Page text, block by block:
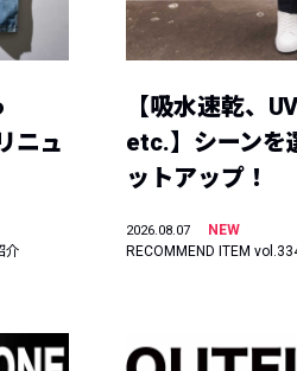
ニュ
介
【吸水速乾、
etc.】シーンを
ットアップ！
2026.08.07
NEW
RECOMMEND ITEM